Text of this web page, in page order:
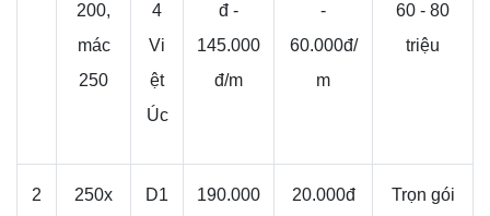
200,
mác
250
4
Vi
ệt
Úc
đ -
145.000
đ/m
-
60.000đ/
m
60 - 80
triệu
2
250x
D1
190.000
20.000đ
Trọn gói